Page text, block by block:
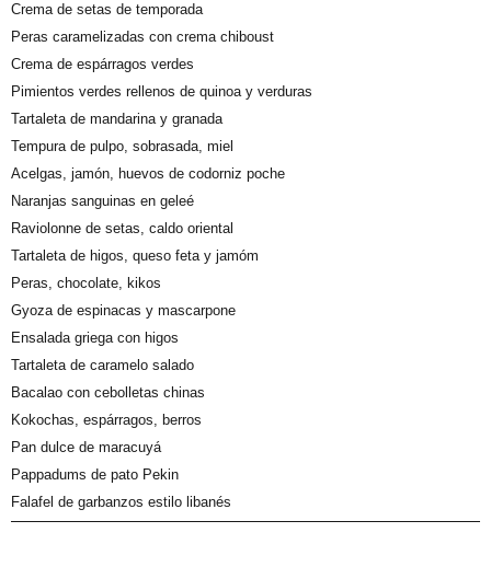
Crema de setas de temporada
Peras caramelizadas con crema chiboust
Crema de espárragos verdes
Pimientos verdes rellenos de quinoa y verduras
Tartaleta de mandarina y granada
Tempura de pulpo, sobrasada, miel
Acelgas, jamón, huevos de codorniz poche
Naranjas sanguinas en geleé
Raviolonne de setas, caldo oriental
Tartaleta de higos, queso feta y jamóm
Peras, chocolate, kikos
Gyoza de espinacas y mascarpone
Ensalada griega con higos
Tartaleta de caramelo salado
Bacalao con cebolletas chinas
Kokochas, espárragos, berros
Pan dulce de maracuyá
Pappadums de pato Pekin
Falafel de garbanzos estilo libanés